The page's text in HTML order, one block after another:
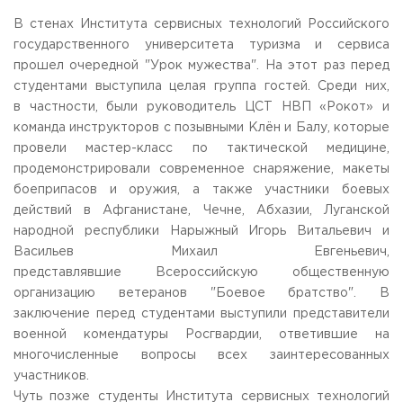
Работа с лицами с ОВЗ и инвалидами
Контакты
системе ВО
Федеральное учебно-методическое объединение в
системе СПО
Сведения об образовательной организации
ЗАКАЗАТЬ ОБРАТНЫЙ ЗВОНОК
пгт. Черкизово,
ул. Главная, 99
ТЕЛЕФОНЫ
+7 (495) 940 83 00
E-MAIL
info@rguts.ru
obrashenia@rguts.ru
ГРАФИК И РЕЖИМ РАБОТЫ
пн-чт: с 09:00 до 18:00;
пт: с 09:00 до 16:45;
В стенах Института сервисных технологий Российского
государственного университета туризма и сервиса
прошел очередной "Урок мужества". На этот раз перед
студентами выступила целая группа гостей. Среди них,
в частности, были руководитель ЦСТ НВП «Рокот» и
команда инструкторов с позывными Клён и Балу, которые
провели мастер-класс по тактической медицине,
продемонстрировали современное снаряжение, макеты
боеприпасов и оружия, а также участники боевых
действий в Афганистане, Чечне, Абхазии, Луганской
народной республики Нарыжный Игорь Витальевич и
Васильев Михаил Евгеньевич,
представлявшие Всероссийскую общественную
организацию ветеранов "Боевое братство". В
заключение перед студентами выступили представители
военной комендатуры Росгвардии, ответившие на
многочисленные вопросы всех заинтересованных
участников.
Чуть позже студенты Института сервисных технологий